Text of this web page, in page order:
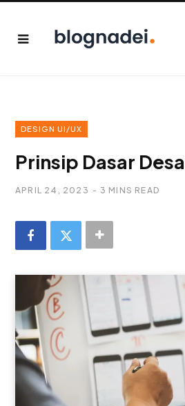
DESIGN UI/UX
Prinsip Dasar
APRIL 24, 2023 3 MINS READ